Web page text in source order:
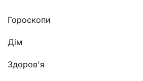
Гороскопи
Дім
Здоров'я